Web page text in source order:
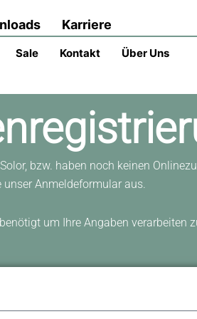
Karriere
Sale Kontakt Über Uns
bzw. haben noch keinen
unser Anmeldeformular aus.
um Ihre Angaben verarbeiten